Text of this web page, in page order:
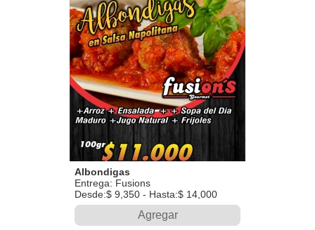
Albondigas
Entrega: Fusions
Desde:$ 9,350 - Hasta:$ 14,000
Agregar